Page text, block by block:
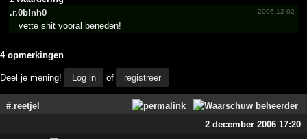
.r.0b!nh0
2006-12-02
vette shit vooral beneden!
4 opmerkingen
Deel je mening! Log in of registreer
#.reetjel
2 december 2006 17:20